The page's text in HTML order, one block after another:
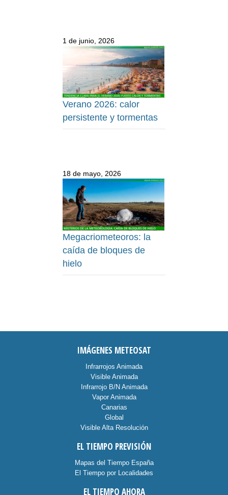
1 de junio, 2026
Verano 2026: calor
persistente y tormentas
18 de mayo, 2026
Megacriometeoros: la
caída de bloques de
hielo
IMÁGENES METEOSAT
Infrarrojos Animada
Visible Animada
Infrarrojo B/N Animada
Vapor Animada
Canarias
Global
Visible Alta Resolución
EL TIEMPO PREVISIÓN
Mapas del Tiempo España
El Tiempo por Localidades
EL TIEMPO AHORA